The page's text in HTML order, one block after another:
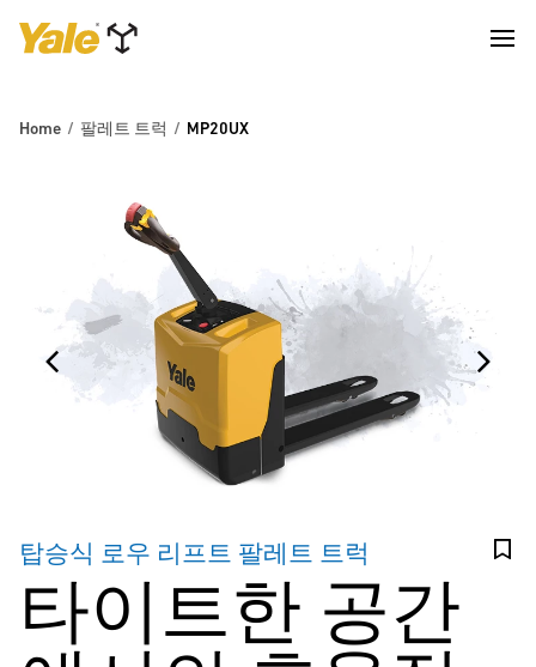
Home 팔레트 트럭 MP20UX
탑승식 로우 리프트 팔레트 트럭
타이트한 공간